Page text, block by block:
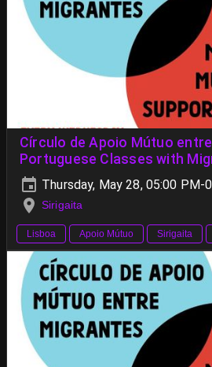
Círculo de Apoio Mútuo
Portuguese Classes with
Thursday, May 28, 05:00 PM-
Sirigaita
Lisboa Apoio Mútuo Sirigaita